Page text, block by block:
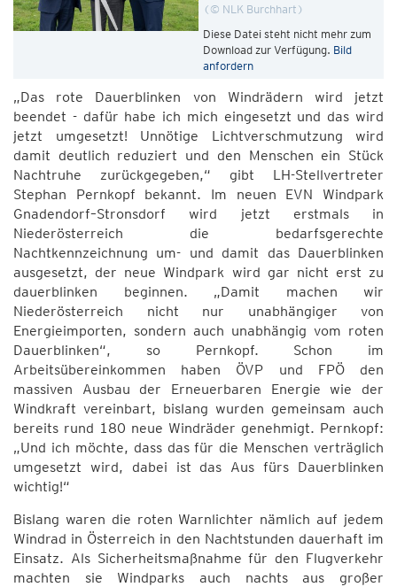
© NLK Burchhart
Diese Datei steht nicht mehr zum
Download zur Verfügung. Bild
anfordern
„Das rote Dauerblinken von Windrädern wird jetzt
beendet - dafür habe ich mich eingesetzt und das wird
jetzt umgesetzt! Unnötige Lichtverschmutzung wird
damit deutlich reduziert und den Menschen ein Stück
Nachtruhe zurückgegeben,“ gibt LH-Stellvertreter
Stephan Pernkopf bekannt. Im neuen EVN Windpark
Gnadendorf–Stronsdorf wird jetzt erstmals in
Niederösterreich die bedarfsgerechte
Nachtkennzeichnung um- und damit das Dauerblinken
ausgesetzt, der neue Windpark wird gar nicht erst zu
dauerblinken beginnen. „Damit machen wir
Niederösterreich nicht nur unabhängiger von
Energieimporten, sondern auch unabhängig vom roten
Dauerblinken“, so Pernkopf. Schon im
Arbeitsübereinkommen haben ÖVP und FPÖ den
massiven Ausbau der Erneuerbaren Energie wie der
Windkraft vereinbart, bislang wurden gemeinsam auch
bereits rund 180 neue Windräder genehmigt. Pernkopf:
„Und ich möchte, dass das für die Menschen verträglich
umgesetzt wird, dabei ist das Aus fürs Dauerblinken
wichtig!“
Bislang waren die roten Warnlichter nämlich auf jedem
Windrad in Österreich in den Nachtstunden dauerhaft im
Einsatz. Als Sicherheitsmaßnahme für den Flugverkehr
machten sie Windparks auch nachts aus großer